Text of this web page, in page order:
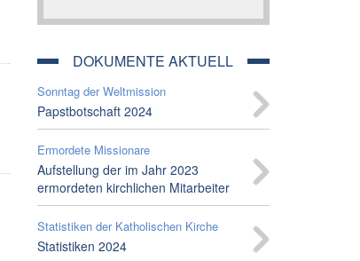
DOKUMENTE AKTUELL
Sonntag der Weltmission
Papstbotschaft 2024
Ermordete Missionare
Aufstellung der im Jahr 2023
ermordeten kirchlichen Mitarbeiter
Statistiken der Katholischen Kirche
Statistiken 2024